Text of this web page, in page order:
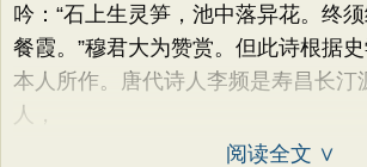
吟：“石上生灵笋，池中落异花。终
餐霞。”穆君大为赞赏。但此诗根据
本人所作。唐代诗人李频是寿昌长汀
人，
阅读全文 ∨